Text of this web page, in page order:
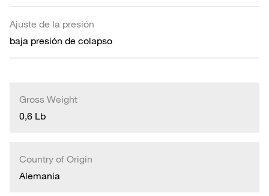
Ajuste de la presión
baja presión de colapso
Gross Weight
0,6 Lb
Country of Origin
Alemania